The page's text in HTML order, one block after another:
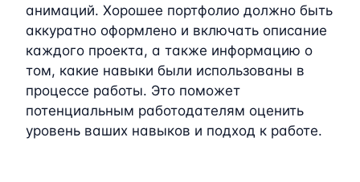
анимаций. Хорошее портфолио должно быть
аккуратно оформлено и включать описание
каждого проекта, а также информацию о
том, какие навыки были использованы в
процессе работы. Это поможет
потенциальным работодателям оценить
уровень ваших навыков и подход к работе.